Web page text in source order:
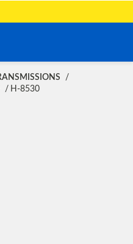
H-8530